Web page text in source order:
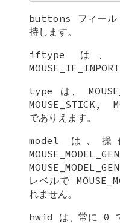
buttons
フィール
持します。
iftype
は
MOUSE_IF_INPORT
type
は、
MOUSE_STICK,
でありえます。
model は、操
レベルで
れません。
hwid
は、常に 0